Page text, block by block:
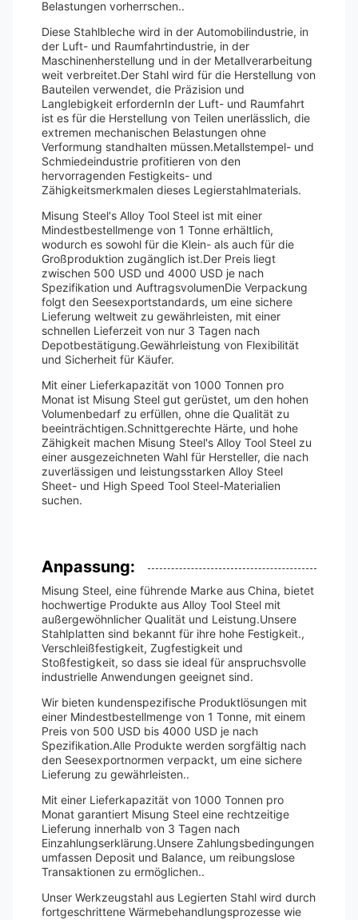
Belastungen vorherrschen..
Diese Stahlbleche wird in der Automobilindustrie, in
der Luft- und Raumfahrtindustrie, in der
Maschinenherstellung und in der Metallverarbeitung
weit verbreitet.Der Stahl wird für die Herstellung von
Bauteilen verwendet, die Präzision und
Langlebigkeit erfordernIn der Luft- und Raumfahrt
ist es für die Herstellung von Teilen unerlässlich, die
extremen mechanischen Belastungen ohne
Verformung standhalten müssen.Metallstempel- und
Schmiedeindustrie profitieren von den
hervorragenden Festigkeits- und
Zähigkeitsmerkmalen dieses Legierstahlmaterials.
Misung Steel's Alloy Tool Steel ist mit einer
Mindestbestellmenge von 1 Tonne erhältlich,
wodurch es sowohl für die Klein- als auch für die
Großproduktion zugänglich ist.Der Preis liegt
zwischen 500 USD und 4000 USD je nach
Spezifikation und AuftragsvolumenDie Verpackung
folgt den Seesexportstandards, um eine sichere
Lieferung weltweit zu gewährleisten, mit einer
schnellen Lieferzeit von nur 3 Tagen nach
Depotbestätigung.Gewährleistung von Flexibilität
und Sicherheit für Käufer.
Mit einer Lieferkapazität von 1000 Tonnen pro
Monat ist Misung Steel gut gerüstet, um den hohen
Volumenbedarf zu erfüllen, ohne die Qualität zu
beeinträchtigen.Schnittgerechte Härte, und hohe
Zähigkeit machen Misung Steel's Alloy Tool Steel zu
einer ausgezeichneten Wahl für Hersteller, die nach
zuverlässigen und leistungsstarken Alloy Steel
Sheet- und High Speed Tool Steel-Materialien
suchen.
Anpassung:
Misung Steel, eine führende Marke aus China, bietet
hochwertige Produkte aus Alloy Tool Steel mit
außergewöhnlicher Qualität und Leistung.Unsere
Stahlplatten sind bekannt für ihre hohe Festigkeit.,
Verschleißfestigkeit, Zugfestigkeit und
Stoßfestigkeit, so dass sie ideal für anspruchsvolle
industrielle Anwendungen geeignet sind.
Wir bieten kundenspezifische Produktlösungen mit
einer Mindestbestellmenge von 1 Tonne, mit einem
Preis von 500 USD bis 4000 USD je nach
Spezifikation.Alle Produkte werden sorgfältig nach
den Seesexportnormen verpackt, um eine sichere
Lieferung zu gewährleisten..
Mit einer Lieferkapazität von 1000 Tonnen pro
Monat garantiert Misung Steel eine rechtzeitige
Lieferung innerhalb von 3 Tagen nach
Einzahlungserklärung.Unsere Zahlungsbedingungen
umfassen Deposit und Balance, um reibungslose
Transaktionen zu ermöglichen..
Unser Werkzeugstahl aus Legierten Stahl wird durch
fortgeschrittene Wärmebehandlungsprozesse wie